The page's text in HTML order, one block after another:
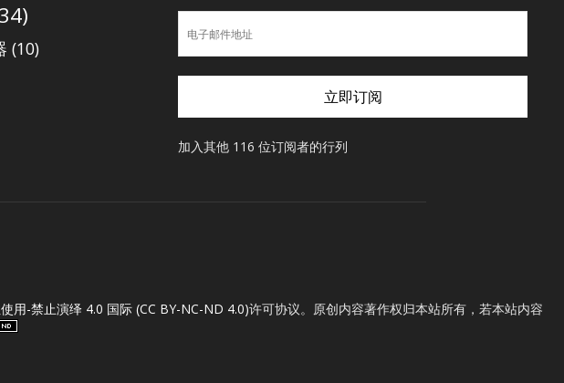
(10)
子
邮
件
址
立即订阅
加入其他 116 位订阅者的行列
用-禁止演绎 4.0 国际 (CC BY-NC-ND 4.0)许可协议。原创内容著作权归本站所有，若本站内容